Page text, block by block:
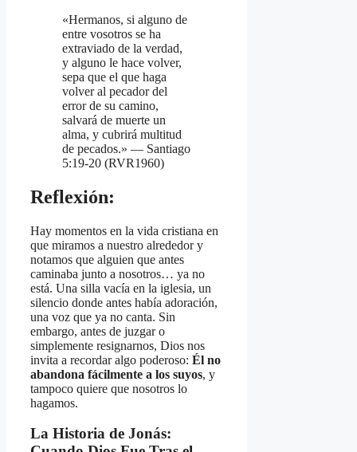
«Hermanos, si alguno de
entre vosotros se ha
extraviado de la verdad,
y alguno le hace volver,
sepa que el que haga
volver al pecador del
error de su camino,
salvará de muerte un
alma, y cubrirá multitud
de pecados.» — Santiago
5:19-20 (RVR1960)
Reflexión:
Hay momentos en la vida cristiana en
que miramos a nuestro alrededor y
notamos que alguien que antes
caminaba junto a nosotros… ya no
está. Una silla vacía en la iglesia, un
silencio donde antes había adoración,
una voz que ya no canta. Sin
embargo, antes de juzgar o
simplemente resignarnos, Dios nos
invita a recordar algo poderoso: Él no
abandona fácilmente a los suyos, y
tampoco quiere que nosotros lo
hagamos.
La Historia de Jonás: